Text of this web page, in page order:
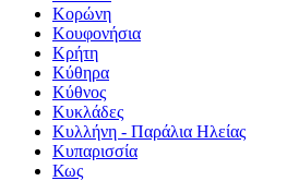
Κορώνη
Κουφονήσια
Κρήτη
Κύθηρα
Κύθνος
Κυκλάδες
Κυλλήνη - Παράλια Ηλείας
Κυπαρισσία
Κως